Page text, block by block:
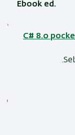
Ebook ed.
C# 8.0